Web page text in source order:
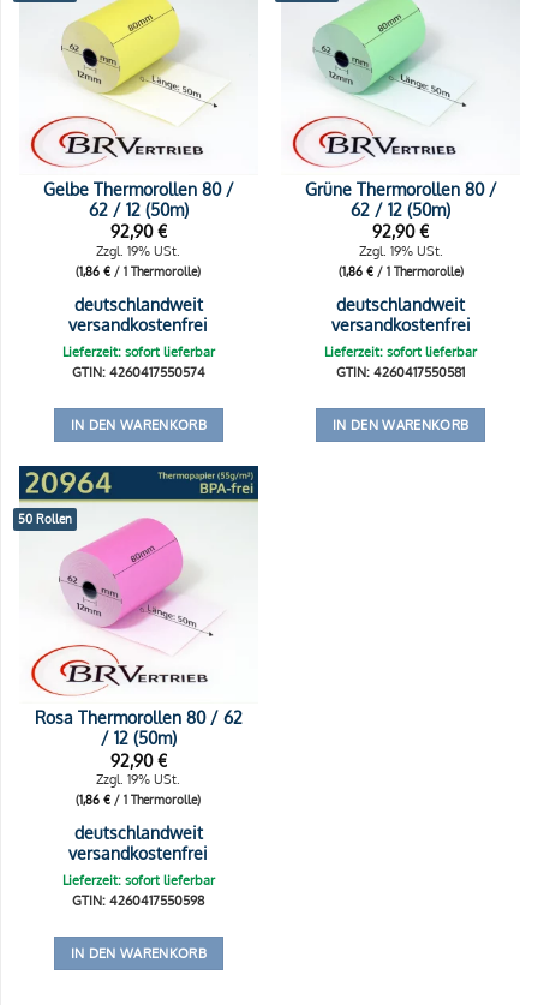
Gelbe Thermorollen 80 /
62 / 12 (50m)
92,90€
Zzgl. 19% USt.
(1,86€ / 1 Thermorolle)
deutschlandweit
versandkostenfrei
Lieferzeit: sofort lieferbar
GTIN: 4260417550574
IN DEN WARENKORB
Grüne Thermorollen 80 /
62 / 12 (50m)
92,90€
Zzgl. 19% USt.
(1,86 €/ 1 Thermorolle)
deutschlandweit
versandkostenfrei
Lieferzeit: sofort lieferbar
GTIN: 4260417550581
IN DEN WARENKORB
50 Rollen
Rosa Thermorollen 80 / 62
/ 12 (50m)
92,90€
Zzgl. 19% USt.
(1,86€ / 1 Thermorolle)
deutschlandweit
versandkostenfrei
Lieferzeit: sofort lieferbar
GTIN: 4260417550598
IN DEN WARENKORB